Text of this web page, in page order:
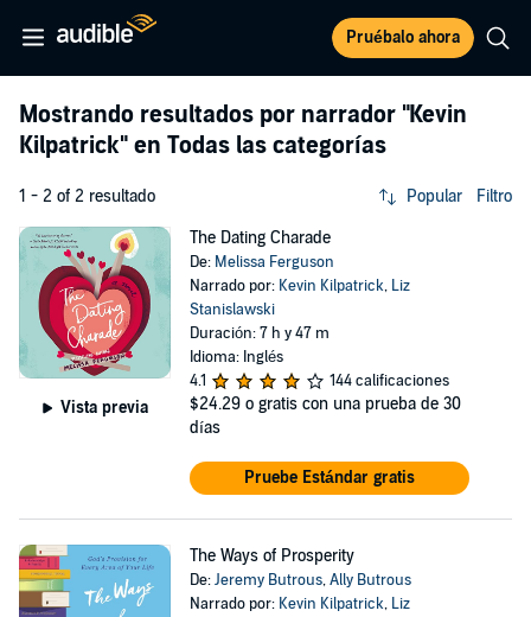
Pruébalo ahora
Mostrando resultados por narrador "Kevin
Kilpatrick" en Todas las categorías
1 - 2 of 2 resultado Popular Filtro
Vista previa
The Dating Charade
De: Melissa Ferguson
Narrado por: Kevin Kilpatrick, Liz
Stanislawski
Duración: 7 h y 47 m
Idioma: Inglés
4.1
144 calificaciones
$24.29 o gratis con una prueba de 30
días
Pruebe Estándar gratis
The Ways of Prosperity
De:Jeremy Butrous,Ally Butrous
Narrado por: Kevin Kilpatrick, Liz